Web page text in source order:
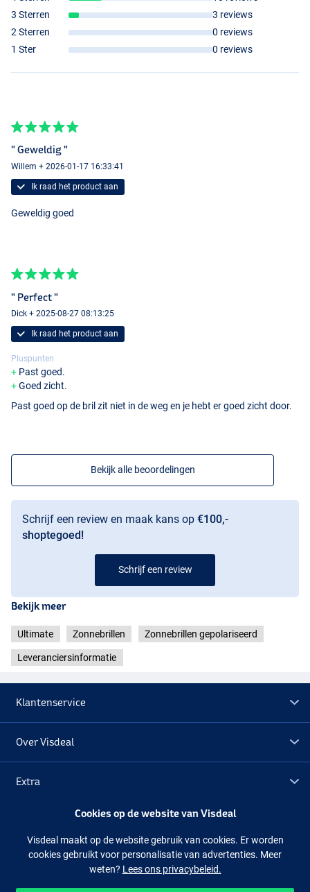
3 Sterren
3 reviews
2 Sterren
0 reviews
1 Ster
0 reviews
" Geweldig "
Willem + 2026-01-17 16:33:41
Ik raad het product aan
Geweldig goed
" Perfect "
Dick + 2025-08-27 08:13:25
Ik raad het product aan
Pluspunten
Past goed.
Goed zicht.
Past goed op de bril zit niet in de weg en je hebt er goed zicht door.
Bekijk alle beoordelingen
Schrijf een review en maak kans op €100,-
shoptegoed!
Schrijf een review
Bekijk meer
Ultimate Zonnebrillen Zonnebrillen gepolariseerd
Leveranciersinformatie
Klantenservice
Over Visdeal
Extra
Facebook Instagram
Cookies op de website van Visdeal
Visdeal maakt op de website gebruik van cookies. Er worden
cookies gebruikt voor personalisatie van advertenties. Meer
weten? Lees ons privacybeleid.